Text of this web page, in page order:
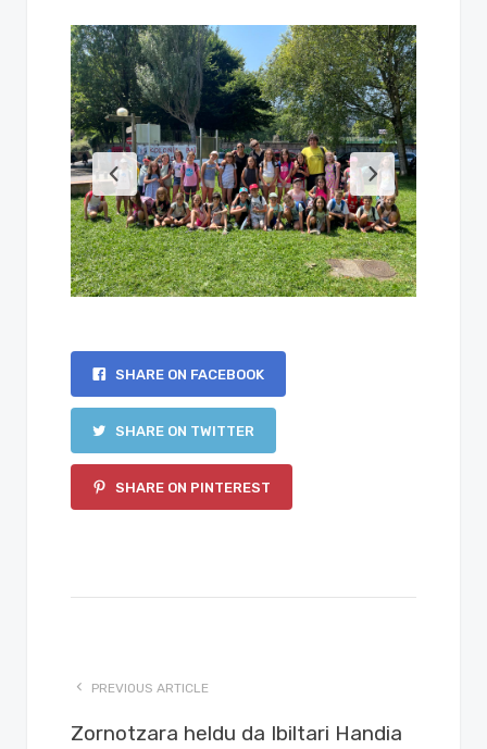
SHARE ON FACEBOOK
SHARE ON TWITTER
SHARE ON PINTEREST
PREVIOUS ARTICLE
Zornotzara heldu da Ibiltari Handia